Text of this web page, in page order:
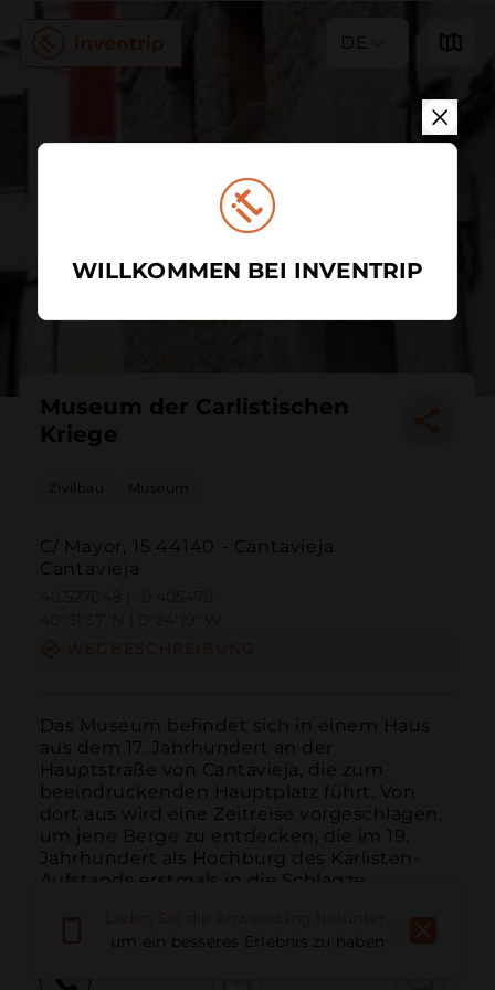
DE
Museum der Carlistischen
Kriege
Zivilbau Museum
C/ Mayor, 15 44140 - Cantavieja
Cantavieja
Das Museum befindet sich in einem Haus
aus dem 17. Jahrhundert an der
Hauptstraße von Cantavieja, die zum
beeindruckenden Hauptplatz führt. Von
dort aus wird eine Zeitreise vorgeschlagen,
um jene Berge zu entdecken, die im 19.
Jahrhundert als Hochburg des Karlisten-
Aufstands erstmals in die Schlagze...
um ein besseres Erlebnis zu haben
WILLKOMMEN BEI INVENTRIP